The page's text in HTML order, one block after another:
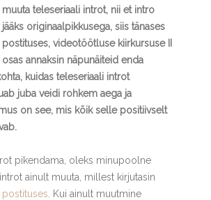
muuta teleseriaali introt, nii et intro
jääks originaalpikkusega, siis tänases
postituses, videotöötluse kiirkursuse II
osas annaksin näpunäiteid enda
kuidas teleseriaali introt
juba veidi rohkem aega ja
on see, mis kõik selle positiivselt
pikendama, oleks minupoolne
ainult muuta, millest kirjutasin
. Kui ainult muutmine